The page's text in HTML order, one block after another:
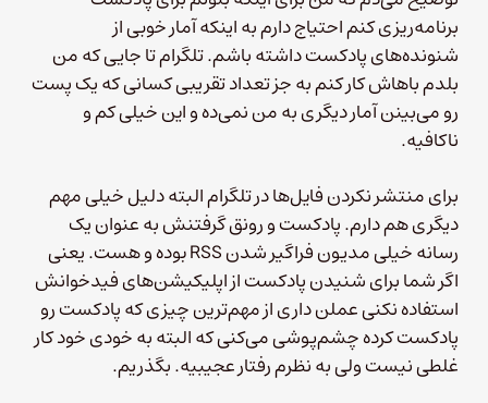
برنامه‌ریزی کنم احتیاج دارم به اینکه آمار خوبی از
شنونده‌های پادکست داشته باشم. تلگرام تا جایی که من
بلدم باهاش کار کنم به جز تعداد تقریبی کسانی که یک پست
رو می‌بینن آمار دیگری به من نمی‌ده و این خیلی کم و
ناکافیه.
برای منتشر نکردن فایل‌ها در تلگرام البته دلیل خیلی مهم
دیگری هم دارم. پادکست و رونق گرفتنش به عنوان یک
رسانه خیلی مدیون فراگیر شدن RSS بوده و هست. یعنی
اگر شما برای شنیدن پادکست از اپلیکیشن‌های فیدخوانش
استفاده نکنی عملن داری از مهم‌ترین چیزی که پادکست رو
پادکست کرده چشم‌پوشی می‌کنی که البته به خودی خود کار
غلطی نیست ولی به نظرم رفتار عجیبیه. بگذریم.